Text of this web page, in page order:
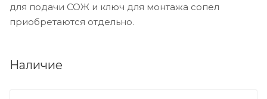
для подачи СОЖ и ключ для монтажа сопел
приобретаются отдельно.
Наличие